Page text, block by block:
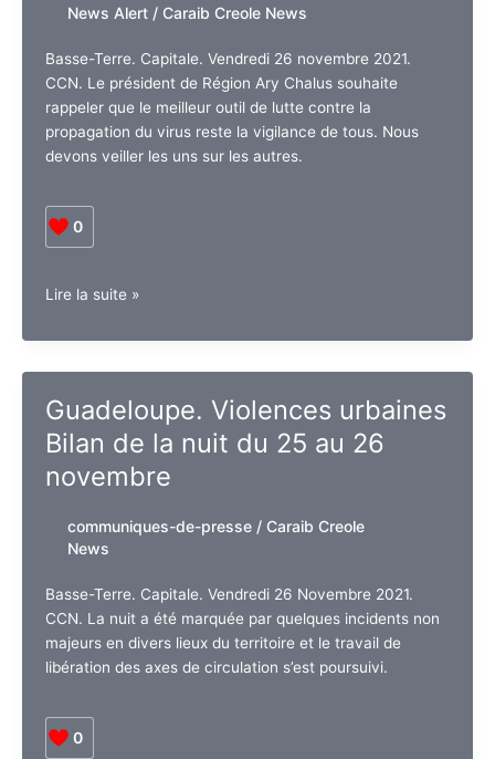
Joubert
News Alert/ Caraib Creole News
Basse-Terre. Capitale. Vendredi 26 novembre 2021.
CCN. Le président de Région Ary Chalus souhaite
rappeler que le meilleur outil de lutte contre la
propagation du virus reste la vigilance de tous. Nous
devons veiller les uns sur les autres.
0
Guadeloupe.
Chalus
la
prudence
à
d’une
vague
Lire la suite »
Guadeloupe. Violences urbaines
Bilan de la nuit du 25 au 26
novembre
communiques-de-presse/ Caraib Creole
News
Basse-Terre. Capitale. Vendredi 26 Novembre 2021.
CCN. La nuit a été marquée par quelques incidents non
majeurs en divers lieux du territoire et le travail de
libération des axes de circulation s’est poursuivi.
0